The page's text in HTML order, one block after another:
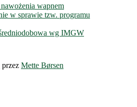
wapnem
w sprawie tzw. programu
wg IMGW
przez Mette Børsen